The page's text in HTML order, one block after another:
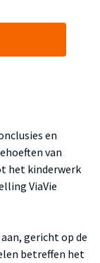
en
van
het kinderwerk
ViaVie
gericht op de
betreffen het